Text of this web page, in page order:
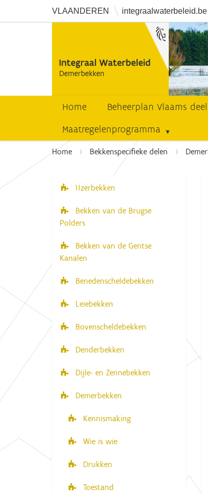
VLAANDEREN integraalwaterbeleid.be
Home Beheerplan Vlaams deel
Maatregelenprogramma
U
Home Bekkenspecifieke delen
N
a
v
g
t
IJzerbekken
Bekken van de Brugse
Polders
Bekken van de Gentse
Kanalen
Benedenscheldebekken
Leiebekken
Bovenscheldebekken
Denderbekken
Dijle- en Zennebekken
Demerbekken
Kennismaking
Wie is wie
Drukken
Toestand